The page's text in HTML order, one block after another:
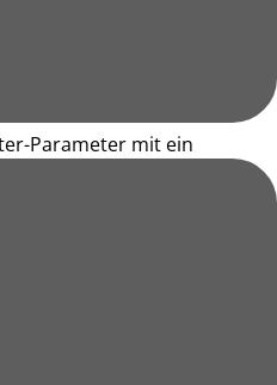
Parameter mit ein